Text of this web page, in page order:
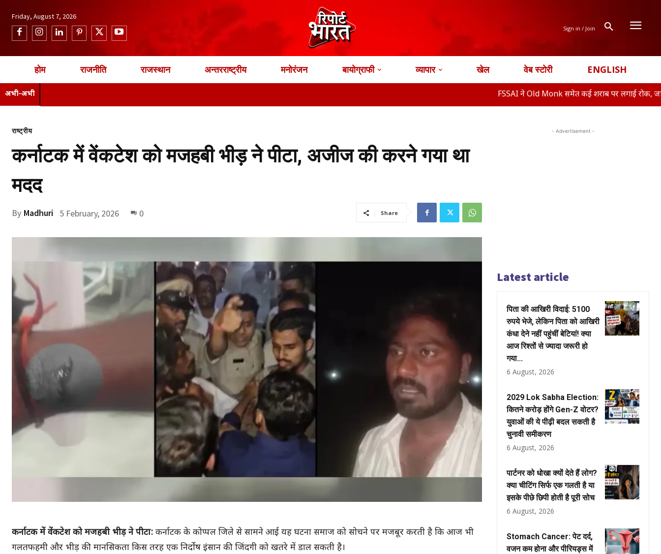
Friday, August 7, 2026
Sign in / Join
होम राजनीति राजस्थान अन्तरराष्ट्रीय मनोरंजन बायोग्राफी व्यापार खेल वेब स्टोरी ENGLISH
अभी-अभी FSSAI ने Old Monk समेत कई शराब पर लगाई रोक, जानिए क्या ह�
राष्ट्रीय
कर्नाटक में वेंकटेश को मजहबी भीड़ ने पीटा, अजीज की करने गया था
मदद
By Madhuri 5 February, 2026 0 Share
कर्नाटक में वेंकटेश को मजहबी भीड़ ने पीटा: कर्नाटक के कोप्पल जिले से सामने आई यह घटना समाज को सोचने पर मजबूर करती है कि आज भी
गलतफहमी और भीड़ की मानसिकता किस तरह एक निर्दोष इंसान की जिंदगी को खतरे में डाल सकती है।
- Advertisement -
Latest article
पिता की आखिरी विदाई: 5100
रुपये भेजे, लेकिन पिता को आखिरी
कंधा देने नहीं पहुंचीं बेटियां! क्या
आज रिश्तों से ज्यादा जरूरी हो
गया...
6 August, 2026
2029 Lok Sabha Election:
कितने करोड़ होंगे Gen-Z वोटर?
युवाओं की ये पीढ़ी बदल सकती है
चुनावी समीकरण
6 August, 2026
पार्टनर को धोखा क्यों देते हैं लोग?
क्या चीटिंग सिर्फ एक गलती है या
इसके पीछे छिपी होती है पूरी सोच
6 August, 2026
Stomach Cancer: पेट दर्द,
वजन कम होना और पीरियड्स में